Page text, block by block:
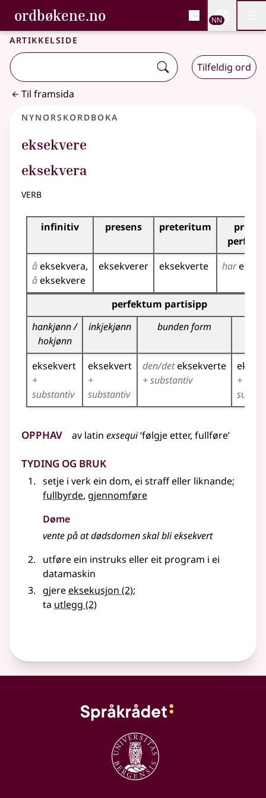
Gå til hovudinnhald
Tilgjenge
ordbøkene.no, Bokmålsordboka og
Bokmålsordboka og Nynorskordboka
NN
Artikkelside
Tilfeldig ord
Til framsida
Nynorskordboka
eksekvere
eksekvera
verb
Bøyningstabell for dette verbet
infinitiv presens preteritum
åeksekvera
åeksekvere
eksekverer eksekverte har
Bøyningstabell for dette verbet (partisippformer)
perfektum partisipp
hankjønn /
hokjønn
inkjekjønn bunden form
eksekvert
+
substantiv
eksekvert
+
substantiv
den/deteksekverte
+ substantiv
+
Opphav av latin exsequi‘følgje etter, fullføre’
Tyding og bruk
setje i verk ein dom, ei straff eller liknande;
fullbyrde, gjennomføre
Døme
vente på at dødsdomen skal bli eksekvert
utføre ein instruks eller eit program i ei
datamaskin
gjereeksekusjon (2);
ta utlegg (2)